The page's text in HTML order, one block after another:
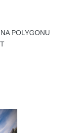
POLYGONU